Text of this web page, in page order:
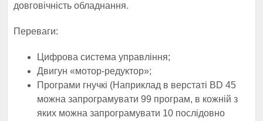
довговічність обладнання.
Переваги:
Цифрова система управління;
Двигун «мотор-редуктор»;
Програми гнучкі (Наприклад в верстаті BD 45
можна запрограмувати 99 програм, в кожній з
яких можна запрограмувати 10 послідовно